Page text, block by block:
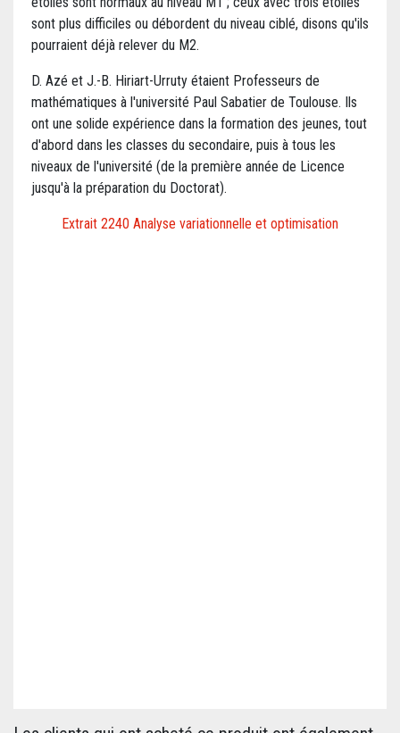
sont plus difficiles ou débordent du niveau ciblé, disons qu'ils
pourraient déjà relever du M2.
D. Azé et J.-B. Hiriart-Urruty étaient Professeurs de
mathématiques à l'université Paul Sabatier de Toulouse. Ils
ont une solide expérience dans la formation des jeunes, tout
d'abord dans les classes du secondaire, puis à tous les
niveaux de l'université (de la première année de Licence
jusqu'à la préparation du Doctorat).
Extrait 2240 Analyse variationnelle et optimisation